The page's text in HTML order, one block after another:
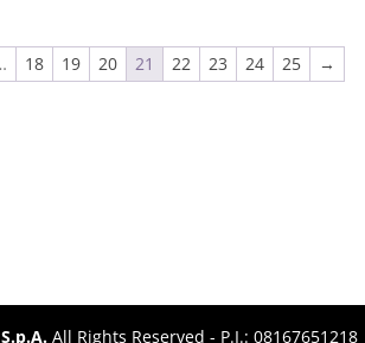
18 19 20 21 22 23 24 25 →
All Rights Reserved - P.I.: 08167651218